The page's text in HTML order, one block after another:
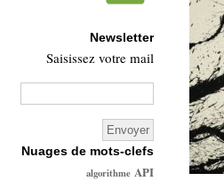
Newsletter
Saisissez votre mail
Nuages de mots-clefs
algorithme API